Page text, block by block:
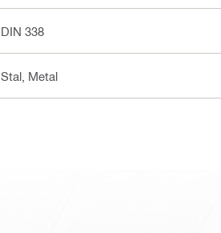
DIN 338
Stal, Metal